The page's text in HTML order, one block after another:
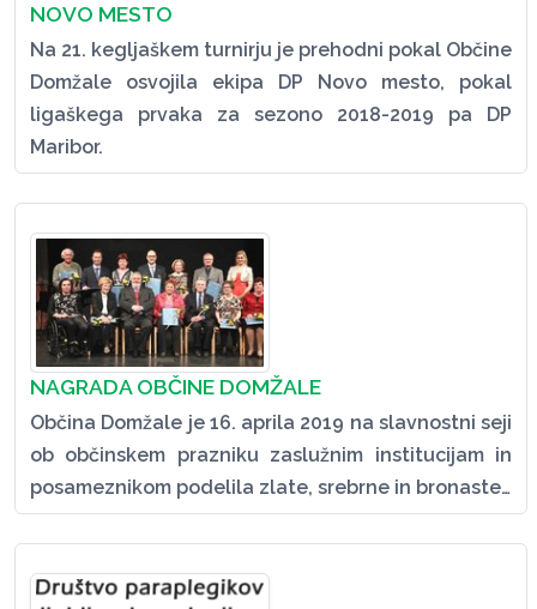
NOVO MESTO
Na 21. kegljaškem turnirju je prehodni pokal Občine
Domžale osvojila ekipa DP Novo mesto, pokal
ligaškega prvaka za sezono 2018-2019 pa DP
Maribor.
NAGRADA OBČINE DOMŽALE
Občina Domžale je 16. aprila 2019 na slavnostni seji
ob občinskem prazniku zaslužnim institucijam in
posameznikom podelila zlate, srebrne in bronaste…